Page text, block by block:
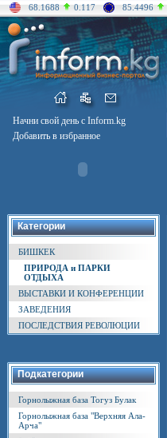
68.1688 0.117 85.4496
Начни свой день с Inform.kg
Добавить в избранное
Категории
БИШКЕК
ПРИРОДА и ПАРКИ
ОТДЫХА
ВЫСТАВКИ И КОНФЕРЕНЦИИ
ЗАВЕДЕНИЯ
ПОСЛЕДСТВИЯ РЕВОЛЮЦИИ
Подкатегории
Горнолыжная база Тогуз Булак
Горнолыжная база "Верхняя Ала-
Арча"